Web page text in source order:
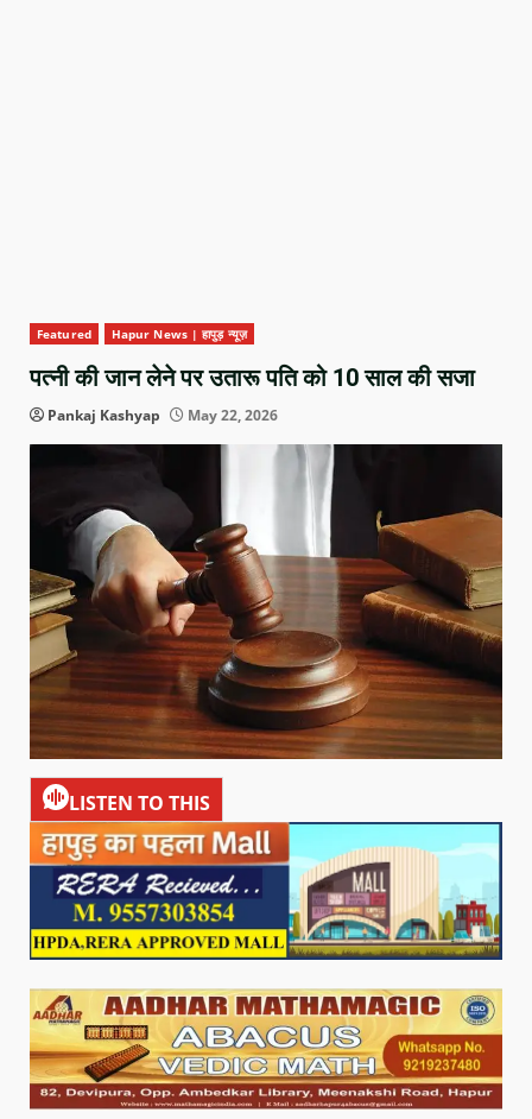
Featured Hapur News | हापुड़ न्यूज़
पत्नी की जान लेने पर उतारू पति को 10 साल की सजा
Pankaj Kashyap May 22, 2026
LISTEN TO THIS